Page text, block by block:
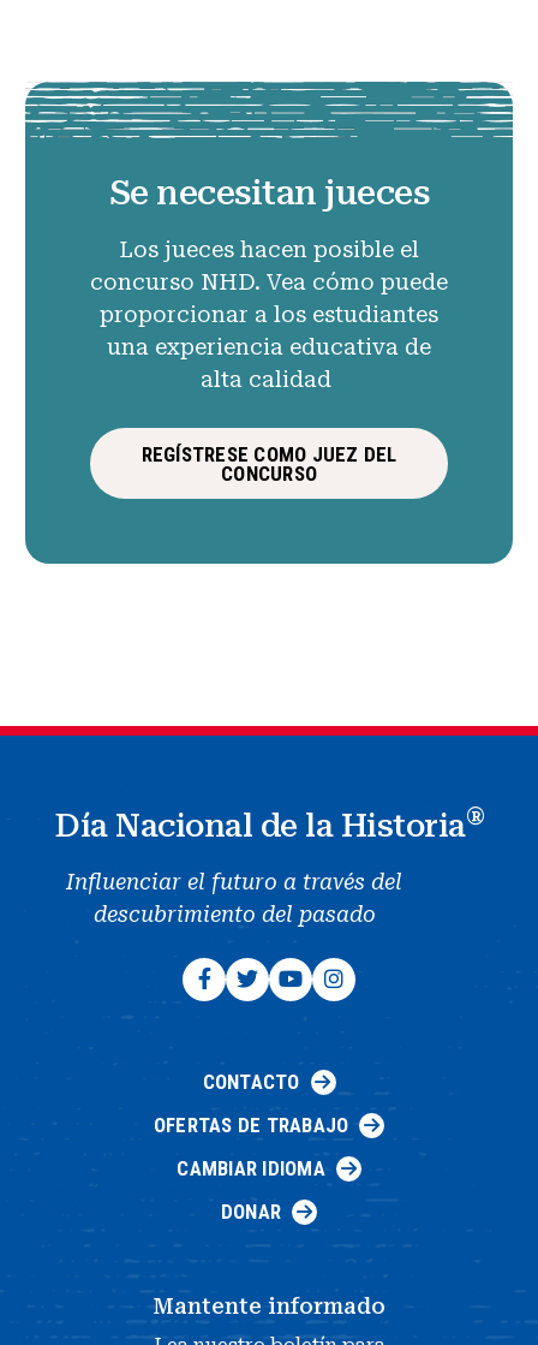
Se necesitan jueces
Los jueces hacen posible el
concurso NHD. Vea cómo puede
proporcionar a los estudiantes
una experiencia educativa de
alta calidad
REGÍSTRESE COMO JUEZ DEL
CONCURSO
Día Nacional de la Historia®
Influenciar el futuro a través del
descubrimiento del pasado
CONTACTO
OFERTAS DE TRABAJO
CAMBIAR IDIOMA
DONAR
Mantente informado